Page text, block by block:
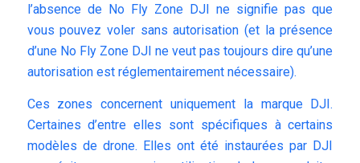
l’absence de No Fly Zone DJI ne signifie pas que
vous pouvez voler sans autorisation (et la présence
d’une No Fly Zone DJI ne veut pas toujours dire qu’une
autorisation est réglementairement nécessaire).
Ces zones concernent uniquement la marque DJI.
Certaines d’entre elles sont spécifiques à certains
modèles de drone. Elles ont été instaurées par DJI